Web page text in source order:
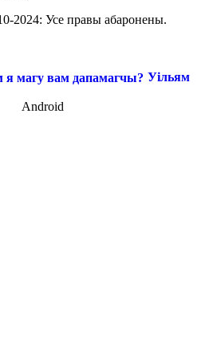
2024: Усе правы абаронены.
Уільям
Android